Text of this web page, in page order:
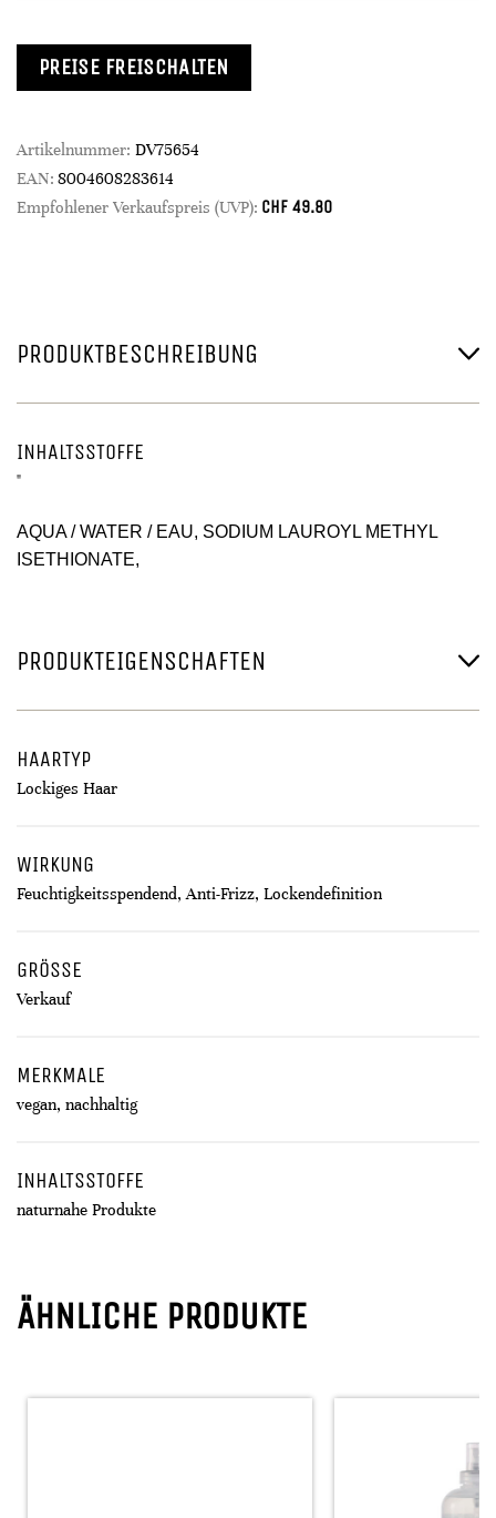
PREISE FREISCHALTEN
Artikelnummer: DV75654
EAN: 8004608283614
Empfohlener Verkaufspreis (UVP): CHF 49.80
PRODUKTBESCHREIBUNG
INHALTSSTOFFE
"
AQUA / WATER / EAU, SODIUM LAUROYL METHYL
ISETHIONATE,
PRODUKTEIGENSCHAFTEN
HAARTYP
Lockiges Haar
WIRKUNG
Feuchtigkeitsspendend, Anti-Frizz, Lockendefinition
GRÖSSE
Verkauf
MERKMALE
vegan, nachhaltig
INHALTSSTOFFE
naturnahe Produkte
ÄHNLICHE PRODUKTE